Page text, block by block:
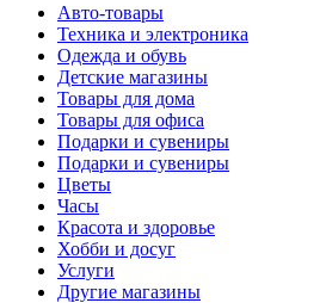
Авто-товары
Техника и электроника
Одежда и обувь
Детские магазины
Товары для дома
Товары для офиса
Подарки и сувениры
Подарки и сувениры
Цветы
Часы
Красота и здоровье
Хобби и досуг
Услуги
Другие магазины